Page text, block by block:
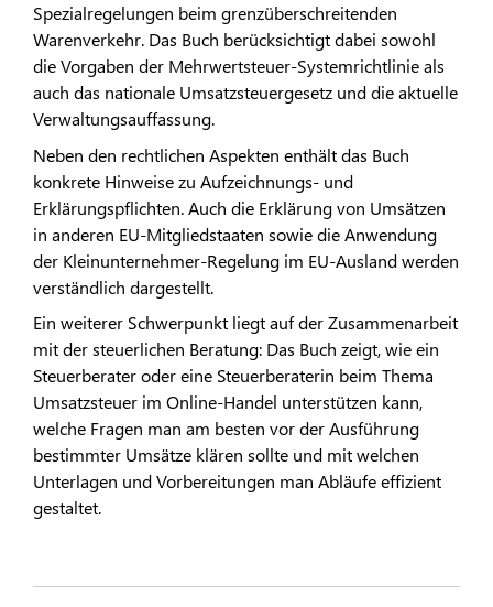
Spezialregelungen beim grenzüberschreitenden
Warenverkehr. Das Buch berücksichtigt dabei sowohl
die Vorgaben der Mehrwertsteuer-Systemrichtlinie als
auch das nationale Umsatzsteuergesetz und die aktuelle
Verwaltungsauffassung.
Neben den rechtlichen Aspekten enthält das Buch
konkrete Hinweise zu Aufzeichnungs- und
Erklärungspflichten. Auch die Erklärung von Umsätzen
in anderen EU-Mitgliedstaaten sowie die Anwendung
der Kleinunternehmer-Regelung im EU-Ausland werden
verständlich dargestellt.
Ein weiterer Schwerpunkt liegt auf der Zusammenarbeit
mit der steuerlichen Beratung: Das Buch zeigt, wie ein
Steuerberater oder eine Steuerberaterin beim Thema
Umsatzsteuer im Online-Handel unterstützen kann,
welche Fragen man am besten vor der Ausführung
bestimmter Umsätze klären sollte und mit welchen
Unterlagen und Vorbereitungen man Abläufe effizient
gestaltet.